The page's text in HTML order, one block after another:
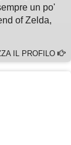
un po'
of Zelda,
IL PROFILO